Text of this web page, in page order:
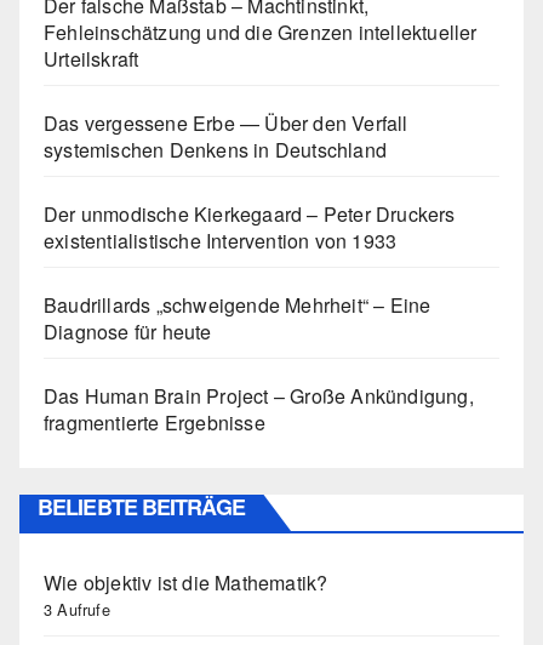
Der falsche Maßstab – Machtinstinkt,
Fehleinschätzung und die Grenzen intellektueller
Urteilskraft
Das vergessene Erbe — Über den Verfall
systemischen Denkens in Deutschland
Der unmodische Kierkegaard – Peter Druckers
existentialistische Intervention von 1933
Baudrillards „schweigende Mehrheit“ – Eine
Diagnose für heute
Das Human Brain Project – Große Ankündigung,
fragmentierte Ergebnisse
BELIEBTE BEITRÄGE
Wie objektiv ist die Mathematik?
3 Aufrufe